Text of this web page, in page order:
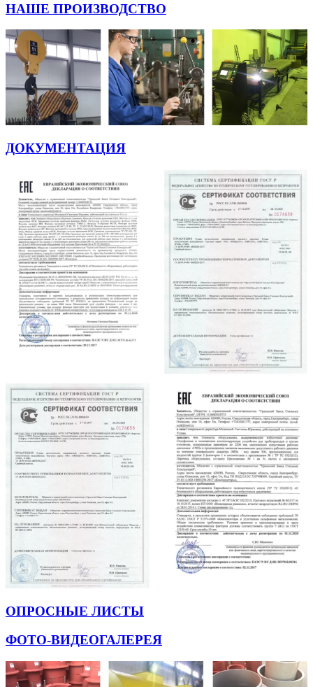
НАШЕ ПРОИЗВОДСТВО
ДОКУМЕНТАЦИЯ
ОПРОСНЫЕ ЛИСТЫ
ФОТО-ВИДЕОГАЛЕРЕЯ